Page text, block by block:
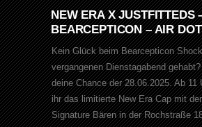
NEW ERA X JUSTFITTEDS
BEARCEPTICON – AIR
Kein Glück beim Bearcepticon
vergangenen Dienstagabend
deine Chance der 28.06.2025. Ab 11
ihr das limitierte New Era Cap mit
Signature Bären in der Rochstraße